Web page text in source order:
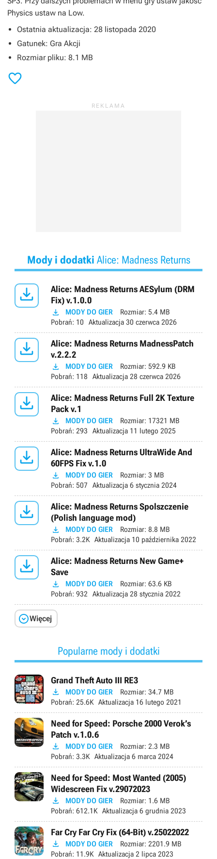
Physics ustaw na Low.
Ostatnia aktualizacja: 28 listopada 2020
Gatunek: Gra Akcji
Rozmiar pliku: 8.1 MB

Mody i dodatki Alice: Madness Returns

Alice: Madness Returns AESylum (DRM
Fix) v.1.0.0
 MODY DO GIER Rozmiar: 5.4 MB
Pobrań: 10 Aktualizacja 30 czerwca 2026

Alice: Madness Returns MadnessPatch
v.2.2.2
 MODY DO GIER Rozmiar: 592.9 KB
Pobrań: 118 Aktualizacja 28 czerwca 2026

Alice: Madness Returns Full 2K Texture
Pack v.1
 MODY DO GIER Rozmiar: 17321 MB
Pobrań: 293 Aktualizacja 11 lutego 2025

Alice: Madness Returns UltraWide And
60FPS Fix v.1.0
 MODY DO GIER Rozmiar: 3 MB
Pobrań: 507 Aktualizacja 6 stycznia 2024

Alice: Madness Returns Spolszczenie
(Polish language mod)
 MODY DO GIER Rozmiar: 8.8 MB
Pobrań: 3.2K Aktualizacja 10 października 2022

Alice: Madness Returns New Game+
Save
 MODY DO GIER Rozmiar: 63.6 KB
Pobrań: 932 Aktualizacja 28 stycznia 2022
Więcej
Popularne mody i dodatki
Grand Theft Auto III RE3
 MODY DO GIER Rozmiar: 34.7 MB
Pobrań: 25.6K Aktualizacja 16 lutego 2021
Need for Speed: Porsche 2000 Verok’s
Patch v.1.0.6
 MODY DO GIER Rozmiar: 2.3 MB
Pobrań: 3.3K Aktualizacja 6 marca 2024
Need for Speed: Most Wanted (2005)
Widescreen Fix v.29072023
 MODY DO GIER Rozmiar: 1.6 MB
Pobrań: 612.1K Aktualizacja 6 grudnia 2023
Far Cry Far Cry Fix (64-Bit) v.25022022
 MODY DO GIER Rozmiar: 2201.9 MB
Pobrań: 11.9K Aktualizacja 2 lipca 2023